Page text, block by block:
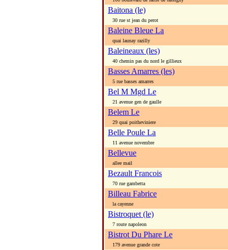
Baitona (le)
30 rue st jean du perot
Baleine Bleue La
quai launay razilly
Baleineaux (les)
40 chemin pas du nord le gillieux
Basses Amarres (les)
5 rue basses amarres
Bel M Mgd Le
21 avenue gen de gaulle
Belem Le
29 quai poitheviniere
Belle Poule La
11 avenue novembre
Bellevue
allee mail
Bezault Francois
70 rue gambetta
Billeau Fabrice
la cayenne
Bistroquet (le)
7 route napoleon
Bistrot Du Phare Le
179 avenue grande cote